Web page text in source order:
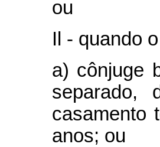
ou
Il - quando
a) cônjuge
casamento
anos; ou